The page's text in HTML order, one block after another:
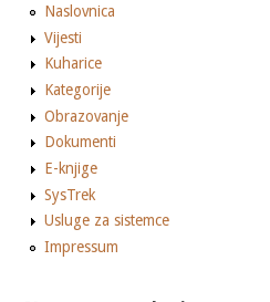
Naslovnica
Vijesti
Kuharice
Kategorije
Obrazovanje
Dokumenti
E-knjige
SysTrek
Usluge za sistemce
Impressum